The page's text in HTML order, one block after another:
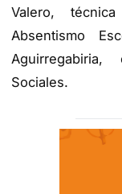
Valero,
Absentismo
Sociales.